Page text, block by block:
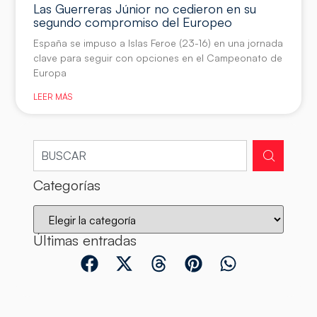
Las Guerreras Júnior no cedieron en su
segundo compromiso del Europeo
España se impuso a Islas Feroe (23-16) en una jornada
clave para seguir con opciones en el Campeonato de
Europa
LEER MÁS
Categorías
Últimas entradas